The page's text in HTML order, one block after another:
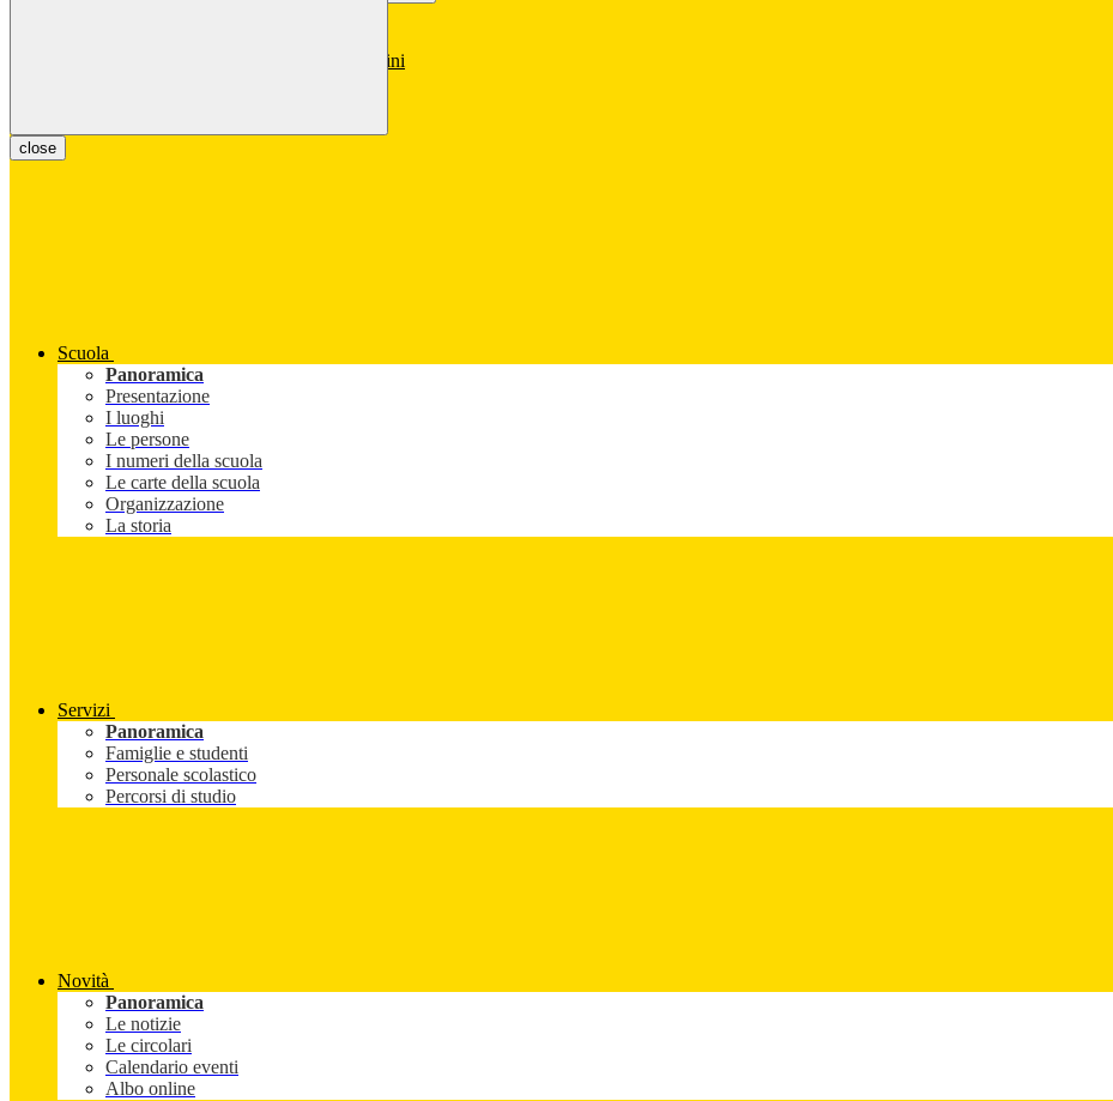
close
Scuola
Panoramica
Presentazione
I luoghi
Le persone
I numeri della scuola
Le carte della scuola
Organizzazione
La storia
Servizi
Panoramica
Famiglie e studenti
Personale scolastico
Percorsi di studio
Novità
Panoramica
Le notizie
Le circolari
Calendario eventi
Albo online